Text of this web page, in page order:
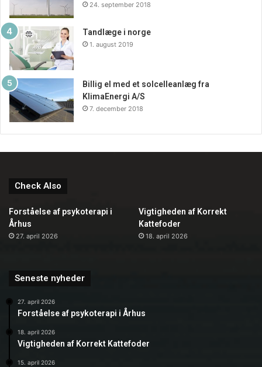
24. september 2018
Tandlæge i norge
1. august 2019
Billig el med et solcelleanlæg fra
KlimaEnergi A/S
7. december 2018
Check Also
Forståelse af psykoterapi i
Århus
27. april 2026
Vigtigheden af Korrekt
Kattefoder
18. april 2026
Seneste nyheder
27. april 2026
Forståelse af psykoterapi i Århus
18. april 2026
Vigtigheden af Korrekt Kattefoder
15. april 2026